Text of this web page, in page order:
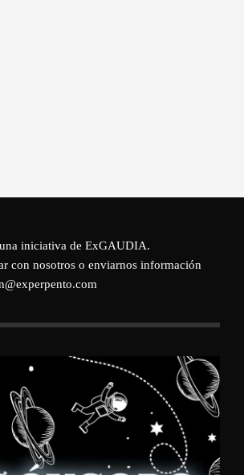
iniciativa de ExGAUDIA.
con nosotros o enviarnos información